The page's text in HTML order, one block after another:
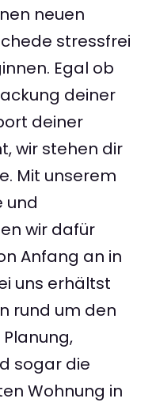
neuen
stressfrei
Egal ob
deiner
deiner
wir stehen dir
Mit unserem
und
wir dafür
Anfang an in
uns erhältst
rund um den
sogar die
Wohnung in